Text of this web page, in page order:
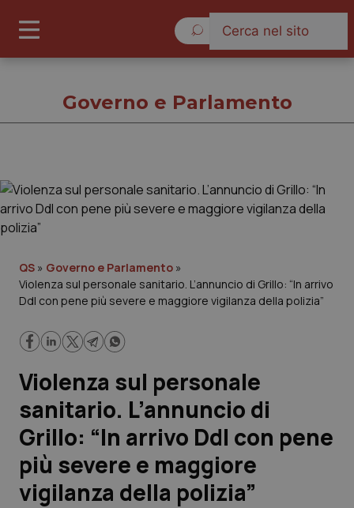
Cronache
Governo e Parlamento
Regioni e Asl
Lavoro e Professioni
Scienza e Farmaci
Studi e Analisi
Lettere al direttore
Governo e Parlamento
QS » Governo e Parlamento »
Violenza sul personale sanitario. L’annuncio di Grillo: “In arrivo
Ddl con pene più severe e maggiore vigilanza della polizia”
Violenza sul personale
sanitario. L’annuncio di
Grillo: “In arrivo Ddl con pene
più severe e maggiore
vigilanza della polizia”